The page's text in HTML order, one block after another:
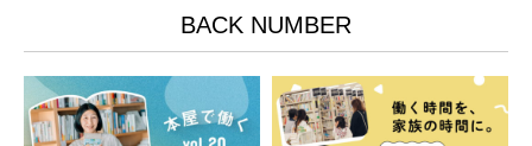
BACK NUMBER